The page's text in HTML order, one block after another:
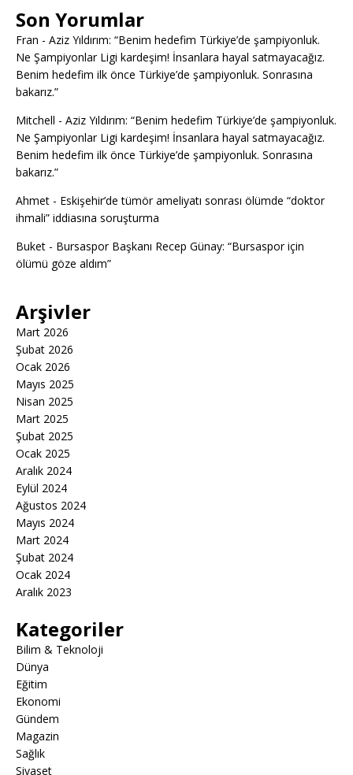
Son Yorumlar
Fran - Aziz Yıldırım: “Benim hedefim Türkiye’de şampiyonluk.
Ne Şampiyonlar Ligi kardeşim! İnsanlara hayal satmayacağız.
Benim hedefim ilk önce Türkiye’de şampiyonluk. Sonrasına
bakarız.”
Mitchell - Aziz Yıldırım: “Benim hedefim Türkiye’de şampiyonluk.
Ne Şampiyonlar Ligi kardeşim! İnsanlara hayal satmayacağız.
Benim hedefim ilk önce Türkiye’de şampiyonluk. Sonrasına
bakarız.”
Ahmet - Eskişehir’de tümör ameliyatı sonrası ölümde “doktor
ihmali” iddiasına soruşturma
Buket - Bursaspor Başkanı Recep Günay: “Bursaspor için
ölümü göze aldım”
Arşivler
Mart 2026
Şubat 2026
Ocak 2026
Mayıs 2025
Nisan 2025
Mart 2025
Şubat 2025
Ocak 2025
Aralık 2024
Eylül 2024
Ağustos 2024
Mayıs 2024
Mart 2024
Şubat 2024
Ocak 2024
Aralık 2023
Kategoriler
Bilim & Teknoloji
Dünya
Eğitim
Ekonomi
Gündem
Magazin
Sağlık
Siyaset